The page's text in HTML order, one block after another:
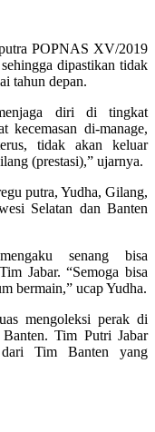
POPNAS XV/2019
dipastikan tidak
tahun depan.
diri di tingkat
di-manage,
tidak akan keluar
(prestasi),” ujarnya.
putra, Yudha, Gilang,
Selatan dan Banten
senang bisa
Jabar. “Semoga bisa
bermain,” ucap Yudha.
mengoleksi perak di
Tim Putri Jabar
Tim Banten yang